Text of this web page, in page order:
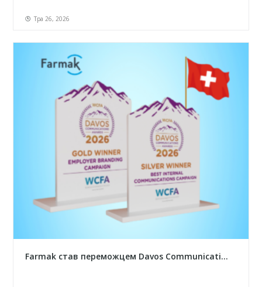
Тра 26, 2026
Farmak став переможцем Davos Communicati...